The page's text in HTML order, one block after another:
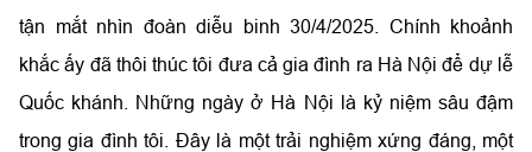
tận mắt nhìn đoàn diễu binh 30/4/2025. Chính khoảnh
khắc ấy đã thôi thúc tôi đưa cả gia đình ra Hà Nội để dự lễ
Quốc khánh. Những ngày ở Hà Nội là kỷ niệm sâu đậm
trong gia đình tôi. Đây là một trải nghiệm xứng đáng, một